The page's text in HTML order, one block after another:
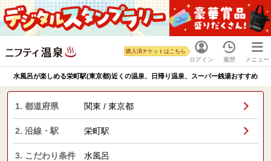
ログイン
購入済チケットはこちら
履歴 メニュー
水風呂が楽しめる栄町駅(東京都)近くの温泉、日帰り温泉、スーパー銭湯おすすめ
1. 都道府県 関東 / 東京都
2. 沿線・駅 栄町駅
3. こだわり条件 水風呂